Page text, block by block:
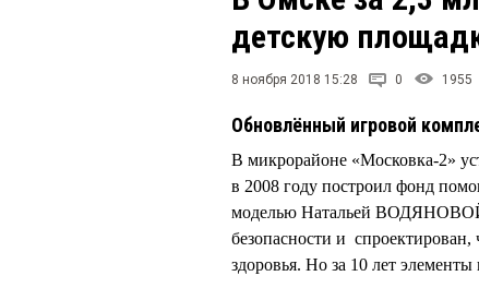
детскую
8 ноября 2018 15:28 0 1955
Обновлённый игровой
В микрорайоне «Московка-2»
в 2008 году построил фонд
моделью Натальей ВОДЯНОВОЙ.
безопасности и
здоровья. Но за 10 лет